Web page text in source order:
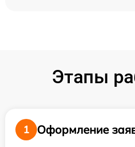
Этапы
1
Оформление